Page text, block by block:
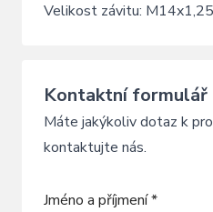
Velikost závitu:
Kontaktní formulář
Máte jakýkoliv dotaz k
kontaktujte nás.
Jméno a příjmení *